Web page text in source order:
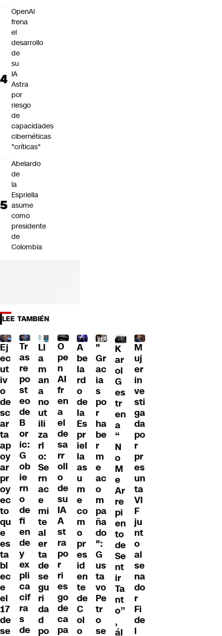
OpenAI
frena
el
desarrollo
de
su
IA
Astra
por
riesgo
de
capacidades
cibernéticas
"críticas"
Abelardo
de
la
Espriella
asume
como
presidente
de
Colombia
LEE TAMBIÉN
Ej
ec
ut
iv
o
de
sc
ar
ta
ap
oy
ar
pr
oy
ec
to
qu
e
es
ta
bl
ec
e
el
17
de
se
Tr
as
re
po
st
eo
de
B
or
ic:
G
ob
ie
rn
o
de
fi
en
de
y
ex
pli
ca
cif
ra
s
de
Ll
a
m
an
a
no
ut
ili
za
rl
o:
Se
rn
ac
e
mi
te
al
er
ta
de
se
gu
ri
da
d
po
O
pe
n
AI
fr
en
a
el
de
sa
rr
oll
o
de
su
IA
A
st
ra
po
r
ri
es
go
de
ca
pa
A
be
la
rd
o
de
la
Es
pr
iel
la
as
u
m
e
co
m
o
pr
es
id
en
te
de
C
ol
o
"
Gr
ac
ia
s
po
r
ha
be
r
m
e
ac
o
m
pa
ña
do
":
G
us
ta
vo
Pe
tr
o
se
K
ar
ol
G
es
tr
en
a
“
N
o
M
e
Ar
re
pi
en
to
de
Se
nt
ir
Ta
nt
o”
,
ál
M
uj
er
in
ve
sti
ga
da
po
r
pr
es
un
ta
VI
F
ju
nt
o
al
se
na
do
r
Fi
de
l